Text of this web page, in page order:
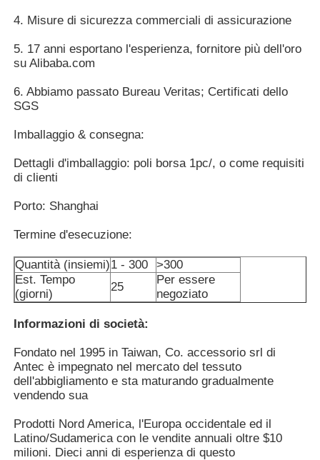
Istruttore Socks di sport
i calzini funky degli uomini
Calzini morbidi e comodi
Popolare tricotti i cappelli
Sciarpa con silenziatore da donna
Ski Gloves d'impermeabilizzazione
280-290GSM
4: poliestere di 75% + elastam di 25%,
250GSM
Caratteristiche
del tessuto:
allungamento eccellente,
Tenuta media, nessun underwire,
Dimensione
Multi dimensione facoltativa: XS-XXL.
schermo
Colore
Imballaggio
poli borsa 1pc/, o come vostri requisiti
MOQ
con i colori e le dimensioni della
Trasporto
SME, DHL, Fedex, TNT, spedizione del
Termine di
consegna
25-35 dettagli dei giorni dopo tutto
sono confermati
Termini di
T/T, Western Union, grammo dei soldi,
4. Misure di sicurezza commerciali di assicurazione
5. 17 anni esportano l'esperienza, fornitore più dell'oro
su Alibaba.com
6. Abbiamo passato Bureau Veritas; Certificati dello
SGS
Imballaggio & consegna:
Dettagli d'imballaggio: poli borsa 1pc/, o come requisiti
di clienti
Porto: Shanghai
Termine d'esecuzione:
Quantità (insiemi)1 - 300
>300
Est. Tempo
(giorni)
25
Per essere
negoziato
Informazioni di società:
Fondato nel 1995 in Taiwan, Co. accessorio srl di
Antec è impegnato nel mercato del tessuto
dell'abbigliamento e sta maturando gradualmente
vendendo sua
Prodotti Nord America, l'Europa occidentale ed il
Latino/Sudamerica con le vendite annuali oltre $10
milioni. Dieci anni di esperienza di questo